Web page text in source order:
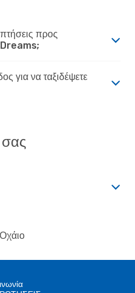
προς
για να ταξιδέψετε
σας